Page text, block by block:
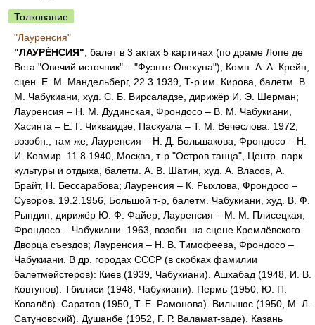
Толкование
"Лауренсия"
"ЛАУРÉНСИЯ" , балет в 3 актах 5 картинах (по драме Лопе де
Вега "Овечий источник" – "Фуэнте Овехуна"), Комп. A. A. Крейн,
сцен. Е. М. Мандельберг, 22.3.1939, Т-р им. Кирова, балетм. В.
М. Чабукиани, худ. С. Б. Вирсаладзе, дирижёр И. Э. Шерман;
Лауренсия – Н. М. Дудинская, Фрондосо – В. М. Чабукиани,
Хасинта – Е. Г. Чикваидзе, Паскуала – Т. М. Вечеслова. 1972,
возобн., там же; Лауренсия – Н. Д. Большакова, Фрондосо – Н.
И. Ковмир. 11.8.1940, Москва, т-р "Остров танца", Центр. парк
культуры и отдыха, балетм. A. B. Шатин, худ. А. Власов, А.
Брайт, Н. Бессарабова; Лауренсия – К. Рыхлова, Фрондосо –
Суворов. 19.2.1956, Большой т-р, балетм. Чабукиани, худ. В. Ф.
Рындин, дирижёр Ю. Ф. Файер; Лауренсия – М. М. Плисецкая,
Фрондосо – Чабукиани. 1963, возобн. на сцене Кремлёвского
Дворца съездов; Лауренсия – Н. В. Тимофеева, Фрондосо –
Чабукиани. В др. городах СССР (в скобках фамилии
балетмейстеров): Киев (1939, Чабукиани). Ашхабад (1948, И. В.
Ковтунов). Тбилиси (1948, Чабукиани). Пермь (1950, Ю. П.
Ковалёв). Саратов (1950, Т. Е. Рамонова). Вильнюс (1950, М. Л.
Сатуновский). Душанбе (1952, Г. Р. Валамат-заде). Казань